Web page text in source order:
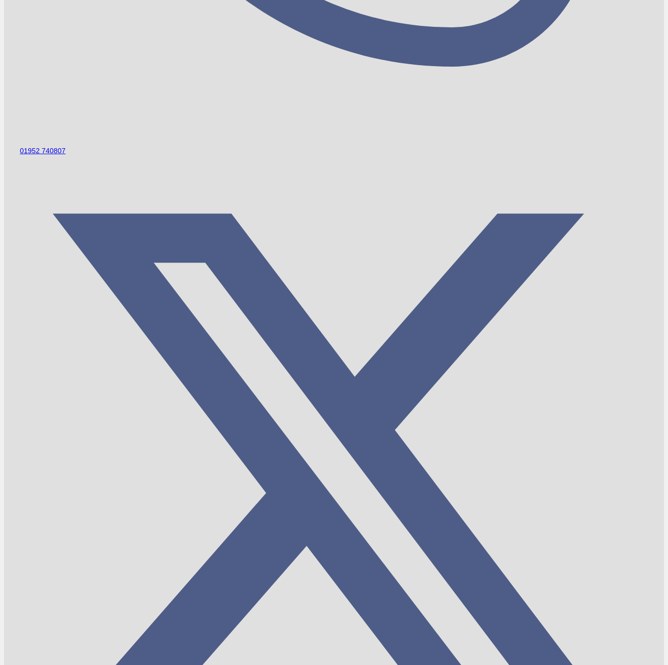
01952 740807